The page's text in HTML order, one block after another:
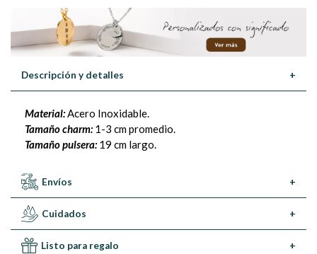
Descripción y detalles +
Material:Acero Inoxidable.
Tamaño charm: 1-3 cm promedio.
Tamaño pulsera:19 cm largo.
Envíos +
Cuidados +
Listo para regalo +